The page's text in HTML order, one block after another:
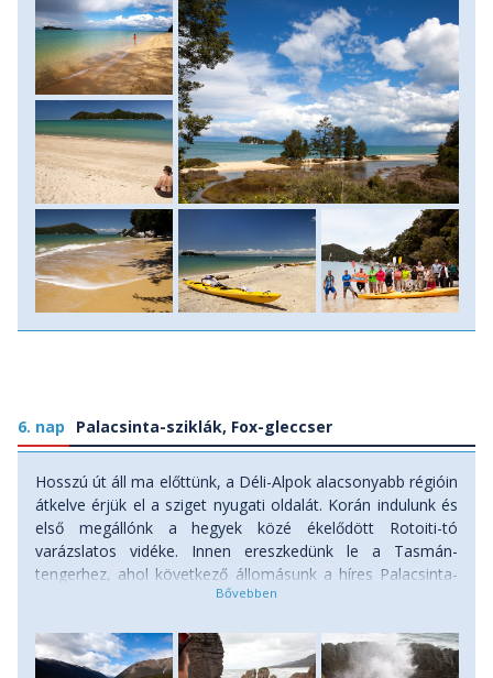
6. nap Palacsinta-sziklák, Fox-gleccser
Hosszú út áll ma előttünk, a Déli-Alpok alacsonyabb régióin
átkelve érjük el a sziget nyugati oldalát. Korán indulunk és
első megállónk a hegyek közé ékelődött Rotoiti-tó
varázslatos vidéke. Innen ereszkedünk le a Tasmán-
tengerhez, ahol következő állomásunk a híres Palacsinta-
szikla formációiról híres Punakaiki. A tenger ostromolta,
természeti erődemonstráció. A part vonalát követve
haladunk tovább délnyugati irányba, rövid pihenőt tartva